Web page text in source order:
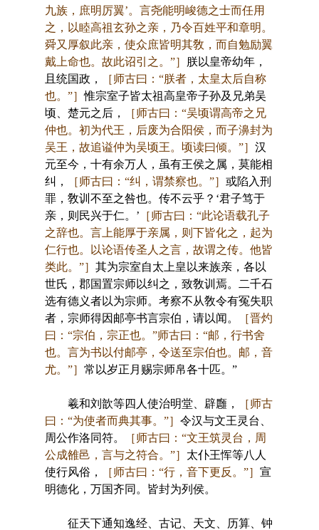
九族，庶明厉翼’。言尧能明峻德之士而任用
之，以睦高祖玄孙之亲，乃令百姓平和章明。
舜又厚叙此亲，使众庶皆明其敎，而自勉励翼
戴上命也。故此诏引之。”］ 朕以皇帝幼年，
且统国政，
［师古曰：“朕者，太皇太后自称
也。”］惟宗室子皆太祖高皇帝子孙及兄弟吴
顷、楚元之后，
［师古曰：“吴顷谓高帝之兄
仲也。初为代王，后废为合阳侯，而子濞封为
吴王，故追谥仲为吴顷王。顷读曰倾。”］ 汉
元至今，十有余万人，虽有王侯之属，莫能相
纠，
［师古曰：“纠，谓禁察也。”］ 或陷入刑
罪，敎训不至之咎也。传不云乎？‘君子笃于
亲，则民兴于仁。’ ［师古曰：“此论语载孔子
之辞也。言上能厚于亲属，则下皆化之，起为
仁行也。以论语传圣人之言，故谓之传。他皆
类此。”］ 其为宗室自太上皇以来族亲，各以
世氏，郡国置宗师以纠之，致敎训焉。二千石
选有德义者以为宗师。考察不从敎令有冤失职
者，宗师得因邮亭书言宗伯，请以闻。
［晋灼
曰：“宗伯，宗正也。”师古曰：“邮，行书舍
也。言为书以付邮亭，令送至宗伯也。邮，音
尤。”］ 常以岁正月赐宗师帛各十匹。”
羲和刘歆等四人使治明堂、辟廱，
［师古
曰：“为使者而典其事。”］ 令汉与文王灵台、
周公作洛同符。
［师古曰：“文王筑灵台，周
公成雒邑，言与之符合。”］ 太仆王恽等八人
使行风俗，
［师古曰：“行，音下更反。”］ 宣
明德化，万国齐同。皆封为列侯。
征天下通知逸经、古记、天文、历算、钟